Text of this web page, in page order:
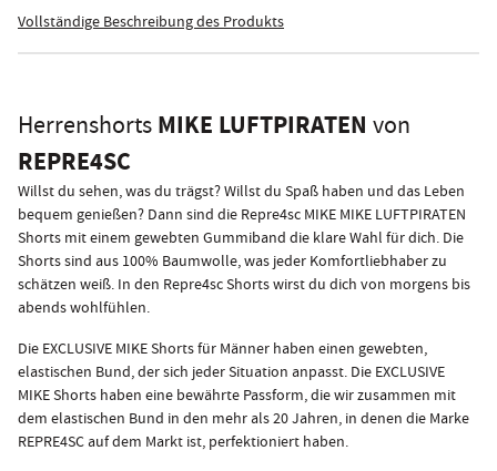
Vollständige Beschreibung des Produkts
Herrenshorts MIKE LUFTPIRATEN von
REPRE4SC
Willst du sehen, was du trägst? Willst du Spaß haben und das Leben
bequem genießen? Dann sind die Repre4sc MIKE MIKE LUFTPIRATEN
Shorts mit einem gewebten Gummiband die klare Wahl für dich. Die
Shorts sind aus 100% Baumwolle, was jeder Komfortliebhaber zu
schätzen weiß. In den Repre4sc Shorts wirst du dich von morgens bis
abends wohlfühlen.
Die EXCLUSIVE MIKE Shorts für Männer haben einen gewebten,
elastischen Bund, der sich jeder Situation anpasst. Die EXCLUSIVE
MIKE Shorts haben eine bewährte Passform, die wir zusammen mit
dem elastischen Bund in den mehr als 20 Jahren, in denen die Marke
REPRE4SC auf dem Markt ist, perfektioniert haben.